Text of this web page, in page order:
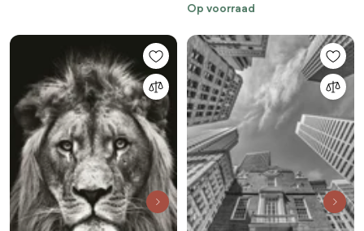
Concepcion Alvarado
Op voorraad